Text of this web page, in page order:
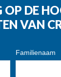
OP DE
VAN
Familienaam